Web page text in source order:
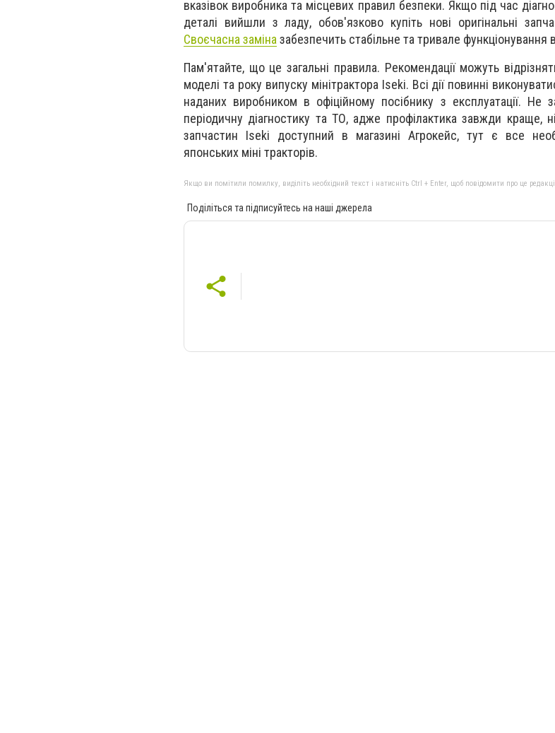
вказівок виробника та місцевих правил безпеки. Якщо під час
деталі вийшли з ладу, обов'язково купіть нові оригінальні
Своєчасна заміна забезпечить стабільне та тривале функціонування
Пам'ятайте, що це загальні правила. Рекомендації можуть
моделі та року випуску мінітрактора Iseki. Всі дії повинні
наданих виробником в офіційному посібнику з експлуатації. Не
періодичну діагностику та ТО, адже профілактика завжди краще,
запчастин Iseki доступний в магазині Агрокейс, тут є все
японських міні тракторів.
Якщо ви помітили помилку, виділіть необхідний текст і натисніть Ctrl + Enter, щоб повідомити про це
Поділіться та підписуйтесь на наші джерела